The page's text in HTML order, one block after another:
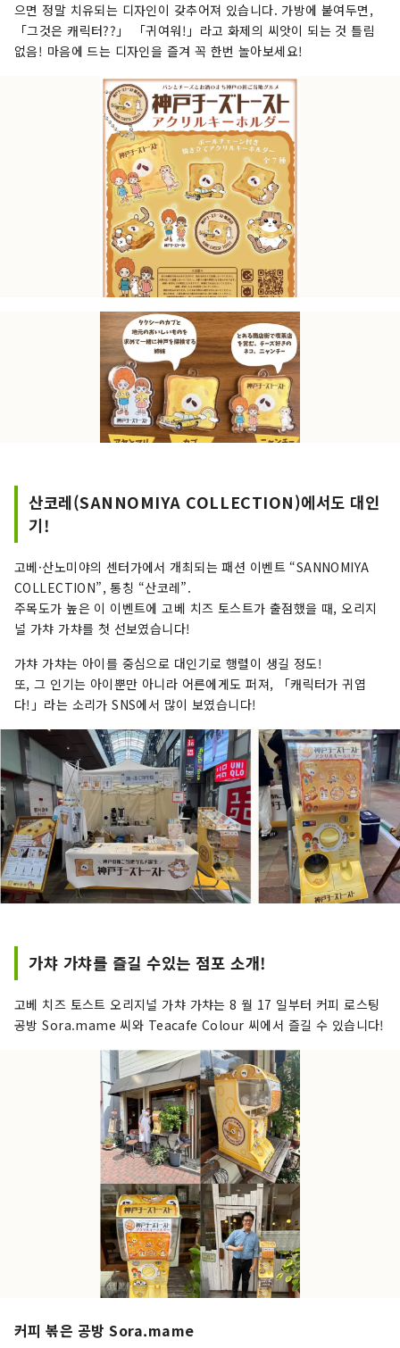
으면 정말 치유되는 디자인이 갖추어져 있습니다. 가방에 붙여두면,
「그것은 캐릭터??」 「귀여워!」라고 화제의 씨앗이 되는 것 틀림
없음! 마음에 드는 디자인을 즐겨 꼭 한번 놀아보세요!
산코레(SANNOMIYA COLLECTION)에서도 대인
기!
고베·산노미야의 센터가에서 개최되는 패션 이벤트 “SANNOMIYA
COLLECTION”, 통칭 “산코레”.
주목도가 높은 이 이벤트에 고베 치즈 토스트가 출점했을 때, 오리지
널 가챠 가챠를 첫 선보였습니다!
가챠 가챠는 아이를 중심으로 대인기로 행렬이 생길 정도!
또, 그 인기는 아이뿐만 아니라 어른에게도 퍼져, 「캐릭터가 귀엽
다!」라는 소리가 SNS에서 많이 보였습니다!
가챠 가챠를 즐길 수있는 점포 소개!
고베 치즈 토스트 오리지널 가챠 가챠는 8 월 17 일부터 커피 로스팅
공방 Sora.mame 씨와 Teacafe Colour 씨에서 즐길 수 있습니다!
커피 볶은 공방 Sora.mame